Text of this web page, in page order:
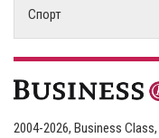
Спорт
2004-2026, Business Class,